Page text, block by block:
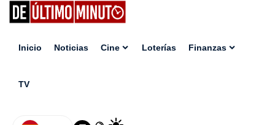
Inicio Noticias Cine Loterías Finanzas
TV